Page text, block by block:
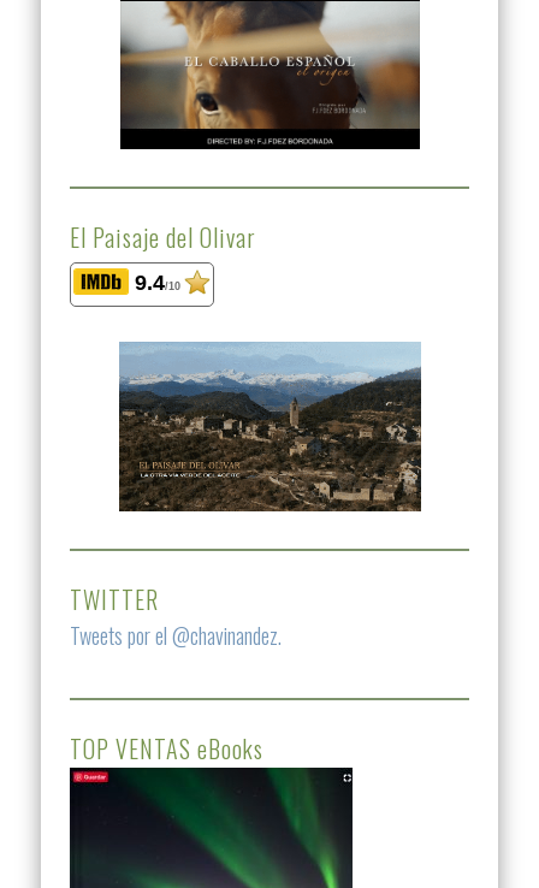
El Paisaje del Olivar
9.4/10
TWITTER
Tweets por el @chavinandez.
TOP VENTAS eBooks